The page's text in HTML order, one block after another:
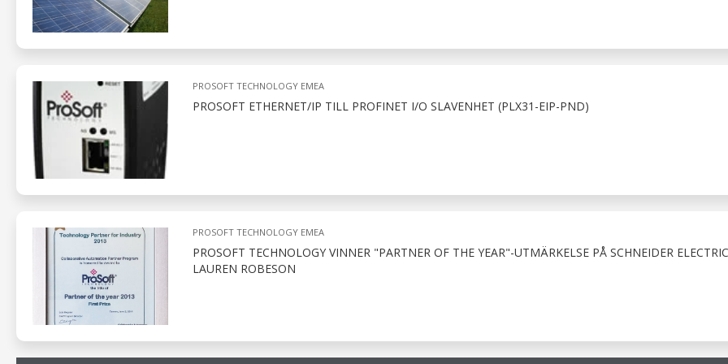
PROSOFT TECHNOLOGY EMEA
PROSOFT ETHERNET/IP TILL PROFINET I/O SLAVENHET (PLX31-EIP-PND)
PROSOFT TECHNOLOGY EMEA
PROSOFT TECHNOLOGY VINNER "PARTNER OF THE YEAR"-UTMÄRKELSE PÅ SCHNEIDER
LAUREN ROBESON